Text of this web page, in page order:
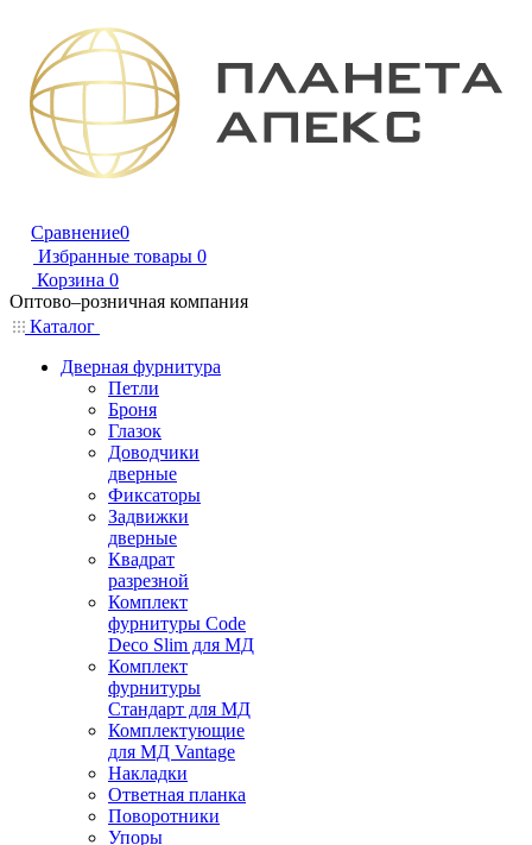
Сравнение0
Избранные товары 0
Корзина 0
Оптово–розничная компания
Каталог
Дверная фурнитура
Петли
Броня
Глазок
Доводчики
дверные
Фиксаторы
Задвижки
дверные
Квадрат
разрезной
Комплект
фурнитуры Code
Deco Slim для МД
Комплект
фурнитуры
Стандарт для МД
Комплектующие
для МД Vantage
Накладки
Ответная планка
Поворотники
Упоры